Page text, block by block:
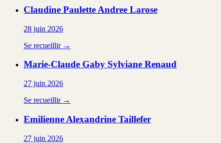
Claudine Paulette Andree Larose
28 juin 2026
Se recueillir →
Marie-Claude Gaby Sylviane Renaud
27 juin 2026
Se recueillir →
Emilienne Alexandrine Taillefer
27 juin 2026